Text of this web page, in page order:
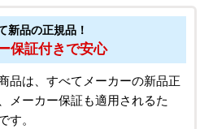
新品の正規品！
保証付きで安心
品は、すべてメーカーの新品正
メーカー保証も適用されるた
す。